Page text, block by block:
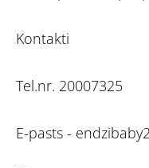
Kontakti
Tel.nr. 20007325
E-pasts -